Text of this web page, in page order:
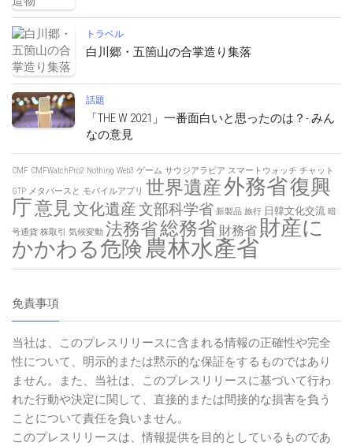
トラベル
白川郷・五箇山の合掌造り集落
話題
「THE W 2021」一番面白いと思ったのは？- みん
なの意見
CMF CMFWatchPro2 Nothing Web3 ゲーム サウジアラビア スマートウォッチ チャット
GTP メタバースと モバイルアプリ 世界遺産外務省復興
庁意見文化遺産文部科学省 新製品 旅行 日韓文化交流 暗
号通貨 株取引 気候変動 法務省総務省 財務省 財産に
かかわる危険農林水產省
免責事項
当社は、このプレスリリースに含まれる情報の正確性や完全
性について、明示的または黙示的な保証をするものではあり
ません。また、当社は、このプレスリリースに基づいて行わ
れた行動や決定に関して、直接的または間接的な損害を負う
ことについて責任を負いません。
このプレスリリースは、情報提供を目的としているものであ